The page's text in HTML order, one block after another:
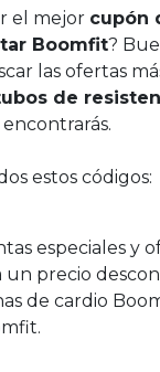
el mejor cupón
Boomfit?
las ofertas
de
estos códigos:
especiales y
precio
de cardio